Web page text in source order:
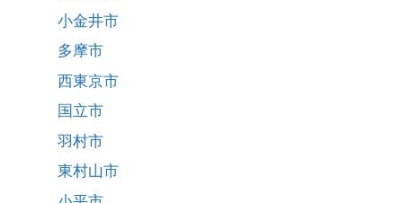
小金井市
多摩市
西東京市
国立市
羽村市
東村山市